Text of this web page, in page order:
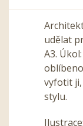
udělat
A3.
vyfotit
stylu.